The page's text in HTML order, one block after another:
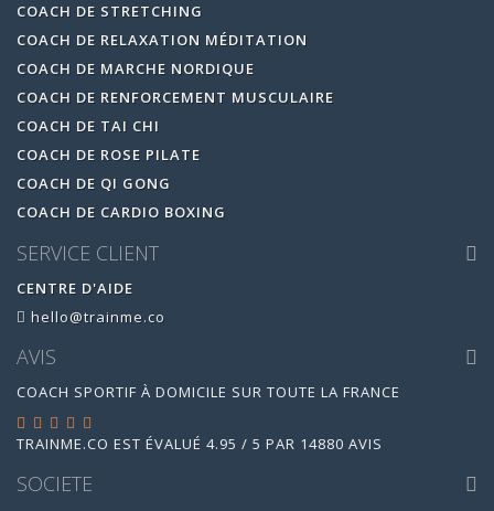
COACH DE STRETCHING
COACH DE RELAXATION MÉDITATION
COACH DE MARCHE NORDIQUE
COACH DE RENFORCEMENT MUSCULAIRE
COACH DE TAI CHI
COACH DE ROSE PILATE
COACH DE QI GONG
COACH DE CARDIO BOXING
SERVICE CLIENT
CENTRE D'AIDE
hello@trainme.co
AVIS
COACH SPORTIF À DOMICILE SUR TOUTE LA FRANCE
TRAINME.CO EST ÉVALUÉ 4.95 / 5 PAR 14880 AVIS
SOCIETE